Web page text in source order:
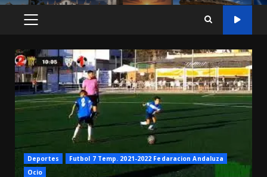
MENÚ
Deportes
Futbol 7 Temp. 2021-2022 Fedaracion Andaluza
Ocio